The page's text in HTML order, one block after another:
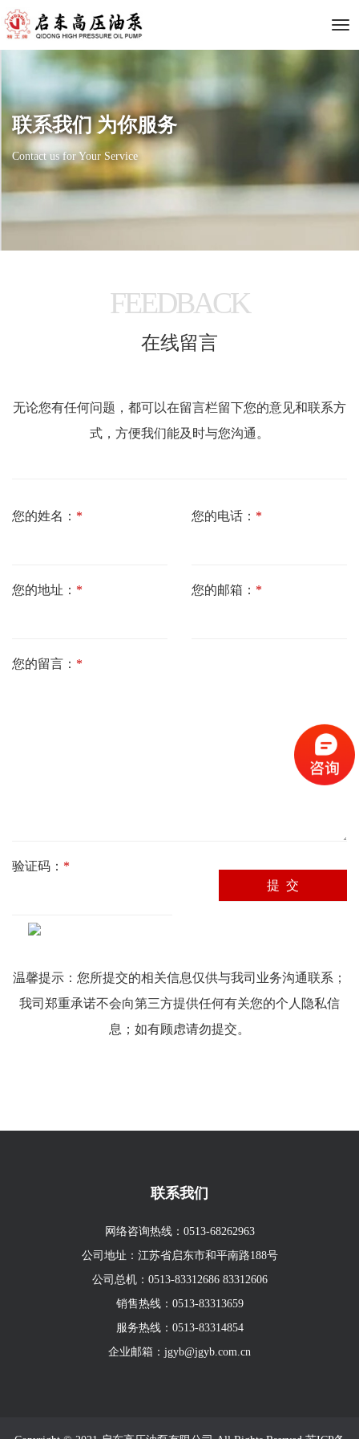
单
联系我们 为你服务
Contact us for Your Service
FEEDBACK
在线留言
无论您有任何问题，都可以在留言栏留下您的意见和联系方
式，方便我们能及时与您沟通。
您的姓名： * 您的电话： *
您的地址： * 您的邮箱： *
您的留言： *
验证码： *
温馨提示：您所提交的相关信息仅供与我司业务沟通联系；
我司郑重承诺不会向第三方提供任何有关您的个人隐私信
息；如有顾虑请勿提交。
联系我们
网络咨询热线： 0513-68262963
公司地址：江苏省启东市和平南路188号
公司总机： 0513-83312686 83312606
销售热线： 0513-83313659
服务热线： 0513-83314854
企业邮箱： jgyb@jgyb.com.cn